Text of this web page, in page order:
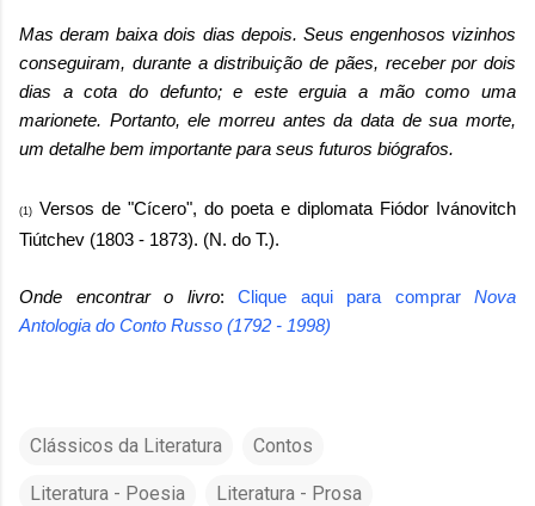
Mas deram baixa dois dias depois. Seus engenhosos vizinhos
conseguiram, durante a distribuição de pães, receber por dois
dias a cota do defunto; e este erguia a mão como uma
marionete. Portanto, ele morreu antes da data de sua morte,
um detalhe bem importante para seus futuros biógrafos.
(1) Versos de "Cícero", do poeta e diplomata Fiódor Ivánovitch
Tiútchev (1803 - 1873). (N. do T.).
Onde encontrar o livro: Clique aqui para comprar Nova
Antologia do Conto Russo (1792 - 1998)
Clássicos da Literatura Contos
Literatura - Poesia Literatura - Prosa